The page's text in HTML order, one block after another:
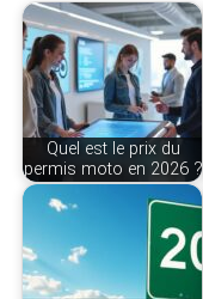
Quel est le prix du
permis moto en 2026 ?